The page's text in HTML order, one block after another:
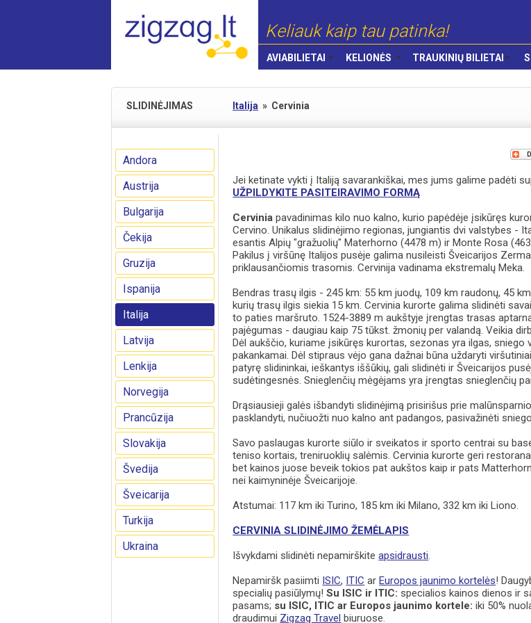
Keliauk kaip tau patinka!
AVIABILIETAI KELIONĖS TRAUKINIŲ BILIETAI
SLIDINĖJIMAS Italija » Cervinia
Andora
Austrija
Bulgarija
Čekija
Gruzija
Ispanija
Italija
Latvija
Lenkija
Norvegija
Prancūzija
Slovakija
Švedija
Šveicarija
Turkija
Ukraina
Jei ketinate vykti į Italiją savarankiškai, mes jums galime padėti
UŽPILDYKITE PASITEIRAVIMO FORMĄ
Cerviniapavadinimas kilo nuo kalno, kurio papėdėje įsikūręs
Cervino. Unikalus slidinėjimo regionas, jungiantis dvi valstybes -
esantis Alpių "gražuolių" Materhorno (4478 m) ir Monte Rosa
Pakilus į viršūnę Italijos pusėje galima nusileisti Šveicarijos
priklausančiomis trasomis. Cervinija vadinama ekstremalų Meka.
Bendras trasų ilgis - 245 km: 55 km juodų, 109 km raudonų, 45
kurių trasų ilgis siekia 15 km. Cervinia kurorte galima slidinėti
to paties maršruto. 1524-3889 m aukštyje įrengtas trasas
pajėgumas - daugiau kaip 75 tūkst. žmonių per valandą. Veikia
Dėl aukščio, kuriame įsikūręs kurortas, sezonas yra ilgas, sniego
pakankamai. Dėl stipraus vėjo gana dažnai būna uždaryti
patyrę slidininkai, ieškantys iššūkių, gali slidinėti ir Šveicarijos
sudėtingesnės. Snieglenčių mėgėjams yra įrengtas snieglenčių
Drąsiausieji galės išbandyti slidinėjimą prisirišus prie
pasklandyti, nučiuožti nuo kalno ant padangos, pasivažinėti
Savo paslaugas kurorte siūlo ir sveikatos ir sporto centrai su
teniso kortais, treniruoklių salėmis. Cervinia kurorte geri
bet kainos juose beveik tokios pat aukštos kaip ir pats
nei kaimyninėje Šveicarijoje.
Atstumai: 117 km iki Turino, 185 km iki Milano, 332 km iki Liono.
CERVINIA SLIDINĖJIMO ŽEMĖLAPIS
Išvykdami slidinėti nepamirškiteapsidrausti.
Nepamiršk pasiimti ISIC, ITIC arEuropos jaunimo kortelės!
specialių pasiūlymų!Su ISIC ir ITIC: specialios kainos dienos ir
pasams; su ISIC, ITIC ar Europos jaunimo kortele: iki 50%
draudimui Zigzag Travel biuruose.